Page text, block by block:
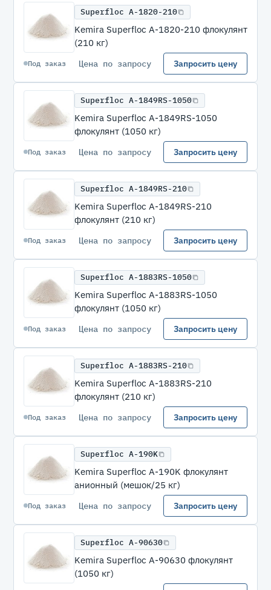
Superfloc A-1820-210
Kemira Superfloc A-1820-210 флокулянт
(210 кг)
Под заказ Цена по запросу Запросить цену
Superfloc A-1849RS-1050
Kemira Superfloc A-1849RS-1050
флокулянт (1050 кг)
Под заказ Цена по запросу Запросить цену
Superfloc A-1849RS-210
Kemira Superfloc A-1849RS-210
флокулянт (210 кг)
Под заказ Цена по запросу Запросить цену
Superfloc A-1883RS-1050
Kemira Superfloc A-1883RS-1050
флокулянт (1050 кг)
Под заказ Цена по запросу Запросить цену
Superfloc A-1883RS-210
Kemira Superfloc A-1883RS-210
флокулянт (210 кг)
Под заказ Цена по запросу Запросить цену
Superfloc A-190K
Kemira Superfloc A-190K флокулянт
анионный (мешок/25 кг)
Под заказ Цена по запросу Запросить цену
Superfloc A-90630
Kemira Superfloc A-90630 флокулянт
(1050 кг)